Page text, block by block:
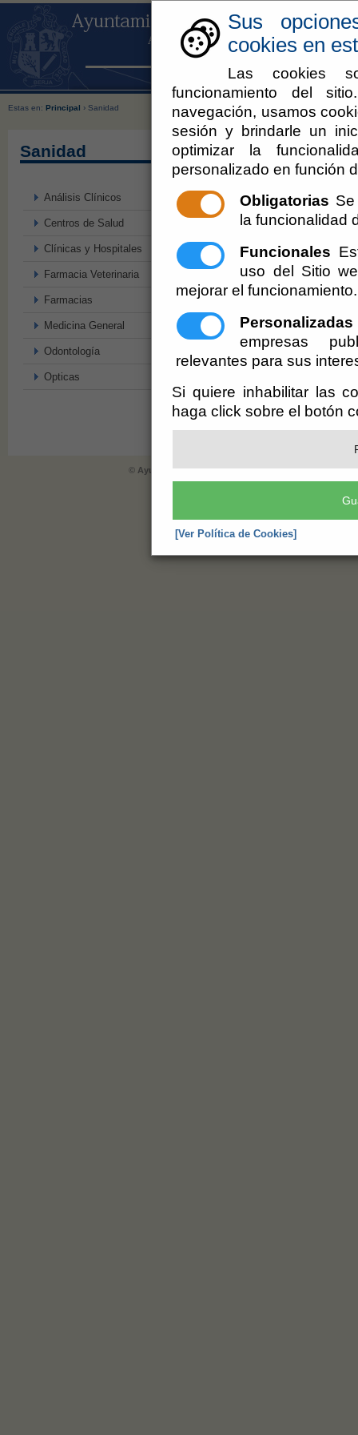
Sus
cookies en
Las cookies
funcionamiento del
navegación, usamos
sesión y brindarle un
optimizar la
personalizado en función
Obligatorias
la funcionalidad
Funcionales
uso del Sitio
mejorar el funcionamiento.
Personalizadas
empresas
relevantes para sus
Si quiere inhabilitar las
haga click sobre el botón
[Ver Política de Cookies]
Estas en: Principal › Sanidad
Sanidad
Análisis Clínicos
Centros de Salud
Clínicas y Hospitales
Farmacia Veterinaria
Farmacias
Medicina General
Odontología
Opticas
© Ayuntamiento de Berja (CIF: P-0402900-E)- Plaza de
informacion@berja.es-Aviso Legal-